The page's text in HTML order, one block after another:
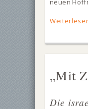
neuen
„Mit
Die